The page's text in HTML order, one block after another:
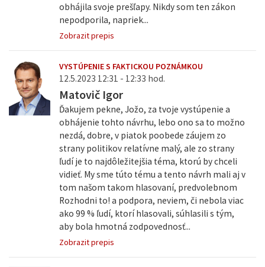
obhájila svoje prešľapy. Nikdy som ten zákon
nepodporila, napriek...
Zobrazit prepis
VYSTÚPENIE S FAKTICKOU POZNÁMKOU
12.5.2023 12:31 - 12:33 hod.
Matovič Igor
Ďakujem pekne, Jožo, za tvoje vystúpenie a
obhájenie tohto návrhu, lebo ono sa to možno
nezdá, dobre, v piatok poobede záujem zo
strany politikov relatívne malý, ale zo strany
ľudí je to najdôležitejšia téma, ktorú by chceli
vidieť. My sme túto tému a tento návrh mali aj v
tom našom takom hlasovaní, predvolebnom
Rozhodni to! a podpora, neviem, či nebola viac
ako 99 % ľudí, ktorí hlasovali, súhlasili s tým,
aby bola hmotná zodpovednosť...
Zobrazit prepis